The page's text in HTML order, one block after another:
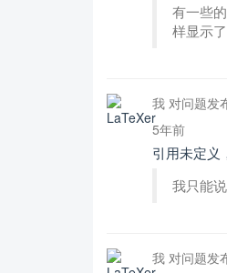
有一些
样显示
我 对问题发
5年前
引用未定义
我只能
我 对问题发